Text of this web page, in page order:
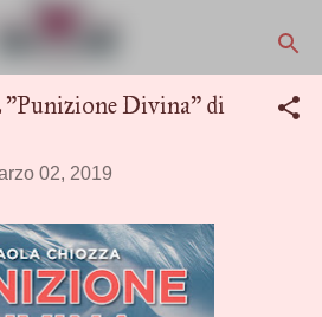
Divina" di
02, 2019